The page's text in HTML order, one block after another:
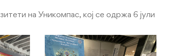
на Уникомпас, кој се одржа 6 јули